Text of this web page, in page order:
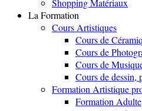
Shopping Matériaux
La Formation
Cours Artistiques
Cours de
Cours de
Cours de
Cours de
Formation Artistique
Formation Adulte